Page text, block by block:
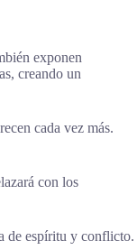
exponen
creando un
cada vez más.
con los
de espíritu y conflicto.